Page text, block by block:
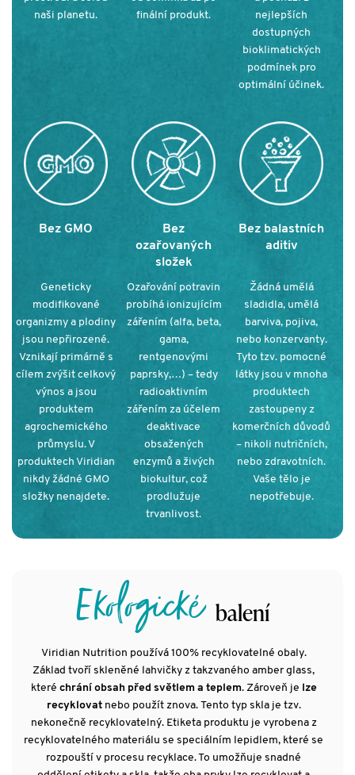
naši planetu.
finální produkt.
nejlepších
dostupných
bioklimatických
podmínek pro
optimální účinek.
Bez GMO
Bez
ozařovaných
složek
Bez balastních
aditiv
Geneticky
modifikované
organizmy a plodiny
jsou nepřirozené.
Vznikají primárně s
cílem zvýšit celkový
výnos a jsou
produktem
agrochemického
průmyslu. V
produktech Viridian
nikdy žádné GMO
složky nenajdete.
Ozařování potravin
probíhá ionizujícím
zářením (alfa, beta,
gama,
rentgenovými
paprsky,…) – tedy
radioaktivním
zářením za účelem
deaktivace
obsažených
enzymů a živých
biokultur, což
prodlužuje
trvanlivost.
Žádná umělá
sladidla, umělá
barviva, pojiva,
nebo konzervanty.
Tyto tzv. pomocné
látky jsou v mnoha
produktech
zastoupeny z
komerčních důvodů
– nikoli nutričních,
nebo zdravotních.
Vaše tělo je
nepotřebuje.
Ekologickébalení
Viridian Nutrition používá 100% recyklovatelné obaly.
Základ tvoří skleněné lahvičky z takzvaného amber glass,
které chrání obsah před světlem a teplem. Zároveň je lze
recyklovatnebo použít znova. Tento typ skla je tzv.
nekonečně recyklovatelný. Etiketa produktu je vyrobena z
recyklovatelného materiálu se speciálním lepidlem, které se
rozpouští v procesu recyklace. To umožňuje snadné